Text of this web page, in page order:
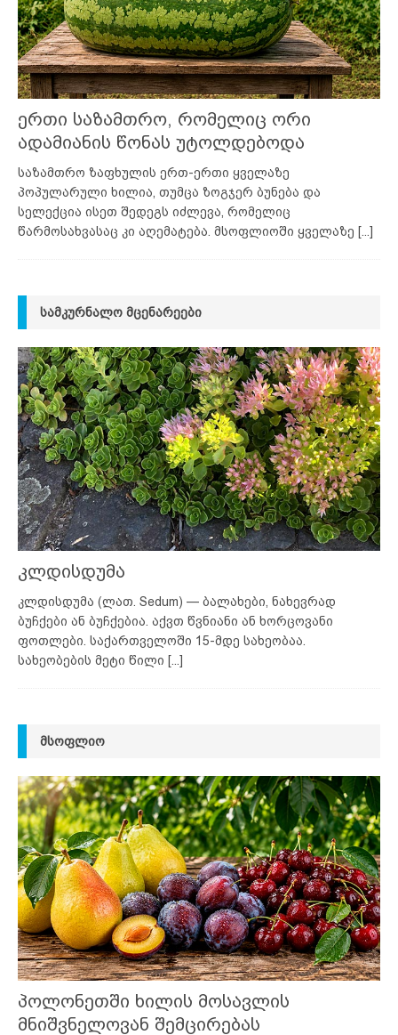
ერთი საზამთრო, რომელიც ორი
ადამიანის წონას უტოლდებოდა
საზამთრო ზაფხულის ერთ-ერთი ყველაზე
პოპულარული ხილია, თუმცა ზოგჯერ ბუნება და
სელექცია ისეთ შედეგს იძლევა, რომელიც
წარმოსახვასაც კი აღემატება. მსოფლიოში ყველაზე [...]
ᲡᲐᲛᲙᲣᲠᲜᲐᲚᲝ ᲛᲪᲔᲜᲐᲠᲔᲔᲑᲘ
კლდისდუმა
კლდისდუმა (ლათ. Sedum) — ბალახები, ნახევრად
ბუჩქები ან ბუჩქებია. აქვთ წვნიანი ან ხორცოვანი
ფოთლები. საქართველოში 15-მდე სახეობაა.
სახეობების მეტი წილი [...]
ᲛᲡᲝᲤᲚᲘᲝ
პოლონეთში ხილის მოსავლის
მნიშვნელოვან შემცირებას